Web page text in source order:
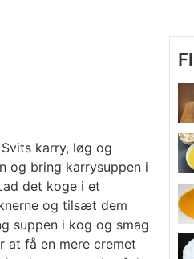
karry, løg og
og bring karrysuppen i
det koge i et
og tilsæt dem
suppen i kog og smag
at få en mere cremet